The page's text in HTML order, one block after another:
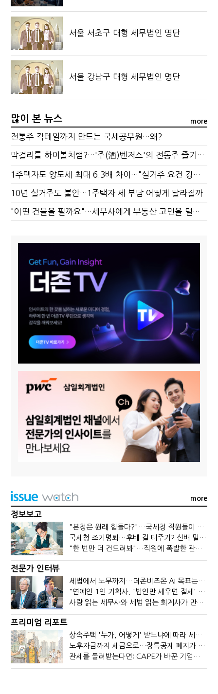
서울 서초구 대형 세무법인 명단
서울 강남구 대형 세무법인 명단
많이 본 뉴스 more
전통주 칵테일까지 만드는 국세공무원…왜?
막걸리를 하이볼처럼?…'주(酒)벤저스'의 전통주 즐기는 법
1주택자도 양도세 최대 6.3배 차이…"실거주 요건 강화하자"
10년 실거주도 불안…1주택자 세 부담 어떻게 달라질까
"어떤 건물을 팔까요"…세무사에게 부동산 고민을 털어놓는 이유
more
정보보고
"본청은 원래 힘들다?"…국세청 직원들이 떠나는 이유
국세청 조기명퇴…후배 길 터주기? 선배 밀어내기?
"한 번만 더 건드려봐"…직원에 폭발한 관세청장, 왜?
전문가 인터뷰
세법에서 노무까지…더존비즈온 AI 목표는 '전문가의 시간'
"연예인 1인 기획사, '법인만 세우면 절세' 시대 끝났다"
사람 읽는 세무사와 세법 읽는 회계사가 만나면?
프리미엄 리포트
상속주택 '누가, 어떻게' 받느냐에 따라 세금이 달라진다
노후자금까지 세금으로…장특공제 폐지가 부를 조세의 역설
관세를 돌려받는다면: CAPE가 바꾼 기업의 현금흐름